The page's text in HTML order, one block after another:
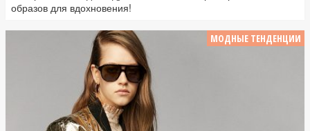
образов для вдохновения!
МОДНЫЕ ТЕНДЕНЦИИ